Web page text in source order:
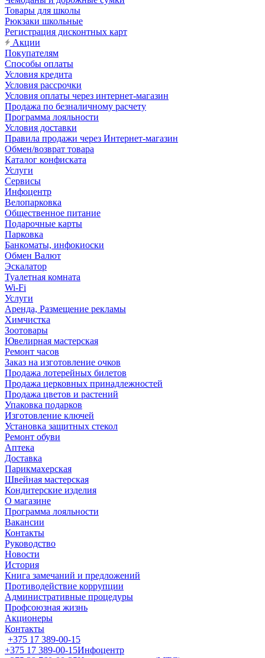
Товары для школы
Рюкзаки школьные
Регистрация дисконтных карт
Акции
Покупателям
Способы оплаты
Условия кредита
Условия рассрочки
Условия оплаты через интернет-магазин
Продажа по безналичному расчету
Программа лояльности
Условия доставки
Правила продажи через Интернет-магазин
Обмен/возврат товара
Каталог конфиската
Услуги
Сервисы
Инфоцентр
Велопарковка
Общественное питание
Подарочные карты
Парковка
Банкоматы, инфокиоски
Обмен Валют
Эскалатор
Туалетная комната
Wi-Fi
Услуги
Аренда, Размещение рекламы
Химчистка
Зоотовары
Ювелирная мастерская
Ремонт часов
Заказ на изготовление очков
Продажа лотерейных билетов
Продажа церковных принадлежностей
Продажа цветов и растений
Упаковка подарков
Изготовление ключей
Установка защитных стекол
Ремонт обуви
Аптека
Доставка
Парикмахерская
Швейная мастерская
Кондитерские изделия
О магазине
Программа лояльности
Вакансии
Контакты
Руководство
Новости
История
Книга замечаний и предложений
Противодействие коррупции
Административные процедуры
Профсоюзная жизнь
Акционеры
Контакты
+375 17 389-00-15
+375 17 389-00-15Инфоцентр